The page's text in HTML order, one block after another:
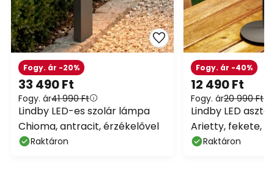
33 490 Ft
Fogy. ár41 990 Ft
Fogy. ár -20%
Lindby LED-es szolár lámpa
Chioma, antracit, érzékelővel
Raktáron
12 490 Ft
Fogy. ár20 990 Ft
Fogy. ár -40%
Lindby LED
Arietty, fekete,
IP65Raktáron